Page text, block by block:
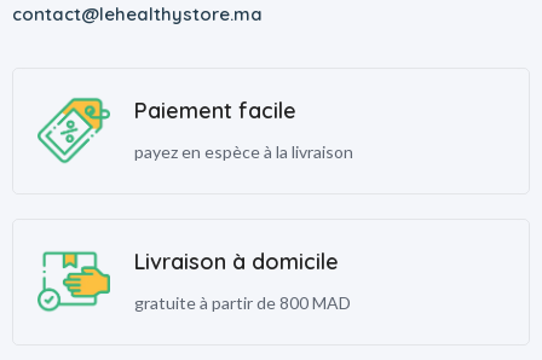
contact@lehealthystore.ma
Paiement facile
payez en espèce à la livraison
Livraison à domicile
gratuite à partir de 800 MAD